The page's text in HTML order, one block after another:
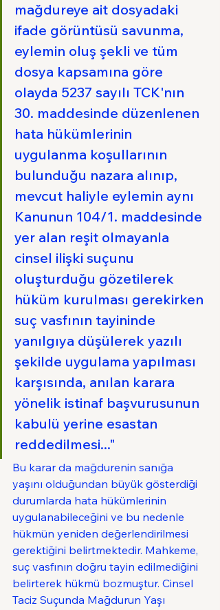
mağdureye ait dosyadaki
ifade görüntüsü savunma,
eylemin oluş şekli ve tüm
dosya kapsamına göre
olayda 5237 sayılı TCK'nın
30. maddesinde düzenlenen
hata hükümlerinin
uygulanma koşullarının
bulunduğu nazara alınıp,
mevcut haliyle eylemin aynı
Kanunun 104/1. maddesinde
yer alan reşit olmayanla
cinsel ilişki suçunu
oluşturduğu gözetilerek
hüküm kurulması gerekirken
suç vasfının tayininde
yanılgıya düşülerek yazılı
şekilde uygulama yapılması
karşısında, anılan karara
yönelik istinaf başvurusunun
kabulü yerine esastan
reddedilmesi..."
Bu karar da mağdurenin sanığa
yaşını olduğundan büyük gösterdiği
durumlarda hata hükümlerinin
uygulanabileceğini ve bu nedenle
hükmün yeniden değerlendirilmesi
gerektiğini belirtmektedir. Mahkeme,
suç vasfının doğru tayin edilmediğini
belirterek hükmü bozmuştur. Cinsel
Taciz Suçunda Mağdurun Yaşı